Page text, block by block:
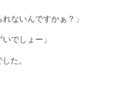
ないんですかぁ？」
でしょー」
た。